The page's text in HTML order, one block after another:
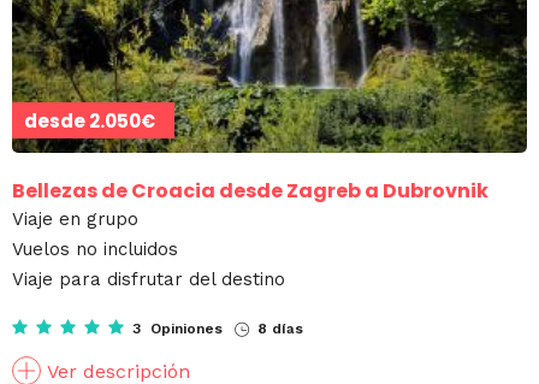
desde2.050€
Bellezas de Croacia desde Zagreb a Dubrovnik
Viaje en grupo
Vuelos no incluidos
Viaje para disfrutar del destino
3 Opiniones 8 días
Ver descripción